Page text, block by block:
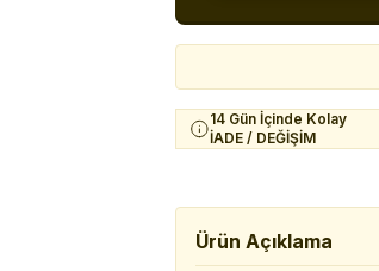
14 Gün İçinde Kolay
İADE / DEĞİŞİM
Ürün Açıklama